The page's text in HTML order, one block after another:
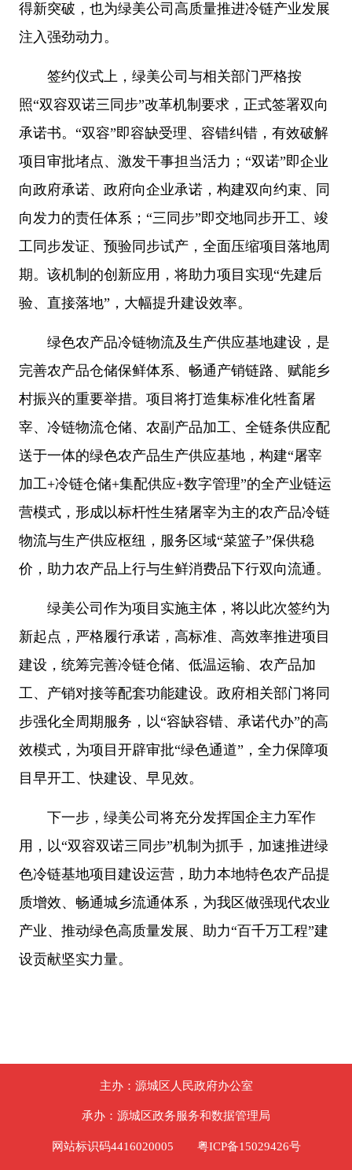
得新突破，也为绿美公司高质量推进冷链产业发展
注入强劲动力。
签约仪式上，绿美公司与相关部门严格按
照“双容双诺三同步”改革机制要求，正式签署双向
承诺书。“双容”即容缺受理、容错纠错，有效破解
项目审批堵点、激发干事担当活力；“双诺”即企业
向政府承诺、政府向企业承诺，构建双向约束、同
向发力的责任体系；“三同步”即交地同步开工、竣
工同步发证、预验同步试产，全面压缩项目落地周
期。该机制的创新应用，将助力项目实现“先建后
验、直接落地”，大幅提升建设效率。
绿色农产品冷链物流及生产供应基地建设，是
完善农产品仓储保鲜体系、畅通产销链路、赋能乡
村振兴的重要举措。项目将打造集标准化牲畜屠
宰、冷链物流仓储、农副产品加工、全链条供应配
送于一体的绿色农产品生产供应基地，构建“屠宰
加工+冷链仓储+集配供应+数字管理”的全产业链运
营模式，形成以标杆性生猪屠宰为主的农产品冷链
物流与生产供应枢纽，服务区域“菜篮子”保供稳
价，助力农产品上行与生鲜消费品下行双向流通。
绿美公司作为项目实施主体，将以此次签约为
新起点，严格履行承诺，高标准、高效率推进项目
建设，统筹完善冷链仓储、低温运输、农产品加
工、产销对接等配套功能建设。政府相关部门将同
步强化全周期服务，以“容缺容错、承诺代办”的高
效模式，为项目开辟审批“绿色通道”，全力保障项
目早开工、快建设、早见效。
下一步，绿美公司将充分发挥国企主力军作
用，以“双容双诺三同步”机制为抓手，加速推进绿
色冷链基地项目建设运营，助力本地特色农产品提
质增效、畅通城乡流通体系，为我区做强现代农业
产业、推动绿色高质量发展、助力“百千万工程”建
设贡献坚实力量。
主办：源城区人民政府办公室
承办：源城区政务服务和数据管理局
网站标识码4416020005 粤ICP备15029426号